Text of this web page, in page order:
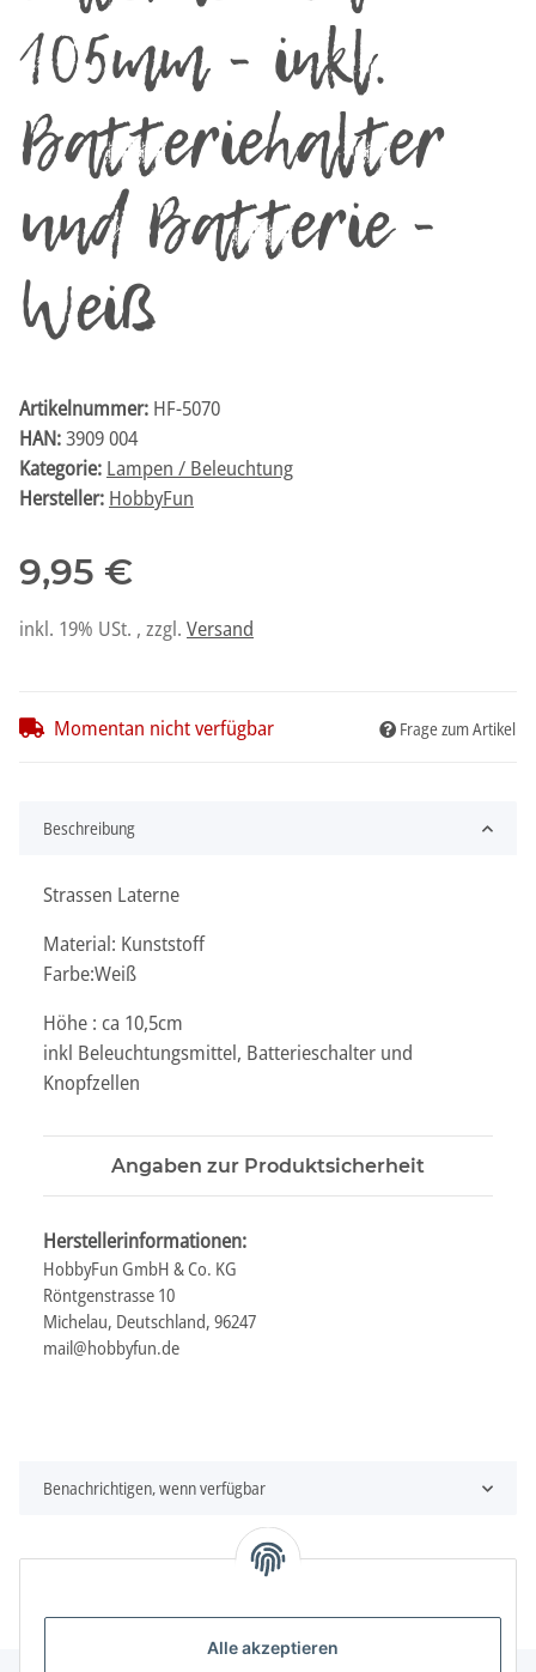
Alle akzeptieren
105mm - inkl.
Batteriehalter
und Batterie -
Weiß
Artikelnummer: HF-5070
HAN:3909 004
Kategorie: Lampen / Beleuchtung
Hersteller: HobbyFun
9,95 €
inkl. 19% USt. , zzgl. Versand
Momentan nicht verfügbar Frage zum Artikel
Beschreibung
Strassen Laterne
Material: Kunststoff
Farbe:Weiß
Höhe : ca 10,5cm
inkl Beleuchtungsmittel, Batterieschalter und
Knopfzellen
Angaben zur Produktsicherheit
Herstellerinformationen:
HobbyFun GmbH & Co. KG
Röntgenstrasse 10
Michelau, Deutschland, 96247
mail@hobbyfun.de
Benachrichtigen, wenn verfügbar